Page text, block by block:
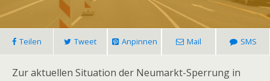
Teilen Tweet Anpinnen Mail SMS
Zur aktuellen Situation der Neumarkt-Sperrung in